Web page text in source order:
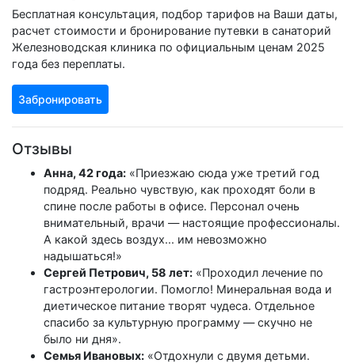
Бесплатная консультация, подбор тарифов на Ваши даты,
расчет стоимости и бронирование путевки в санаторий
Железноводская клиника по официальным ценам 2025
года без переплаты.
Забронировать
Отзывы
Анна, 42 года: «Приезжаю сюда уже третий год
подряд. Реально чувствую, как проходят боли в
спине после работы в офисе. Персонал очень
внимательный, врачи — настоящие профессионалы.
А какой здесь воздух... им невозможно
надышаться!»
Сергей Петрович, 58 лет: «Проходил лечение по
гастроэнтерологии. Помогло! Минеральная вода и
диетическое питание творят чудеса. Отдельное
спасибо за культурную программу — скучно не
было ни дня».
Семья Ивановых: «Отдохнули с двумя детьми.